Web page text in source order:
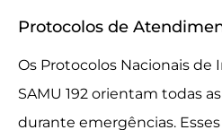
Protocolos de
Os Protocolos Nacionais de
SAMU 192 orientam todas
durante emergências.